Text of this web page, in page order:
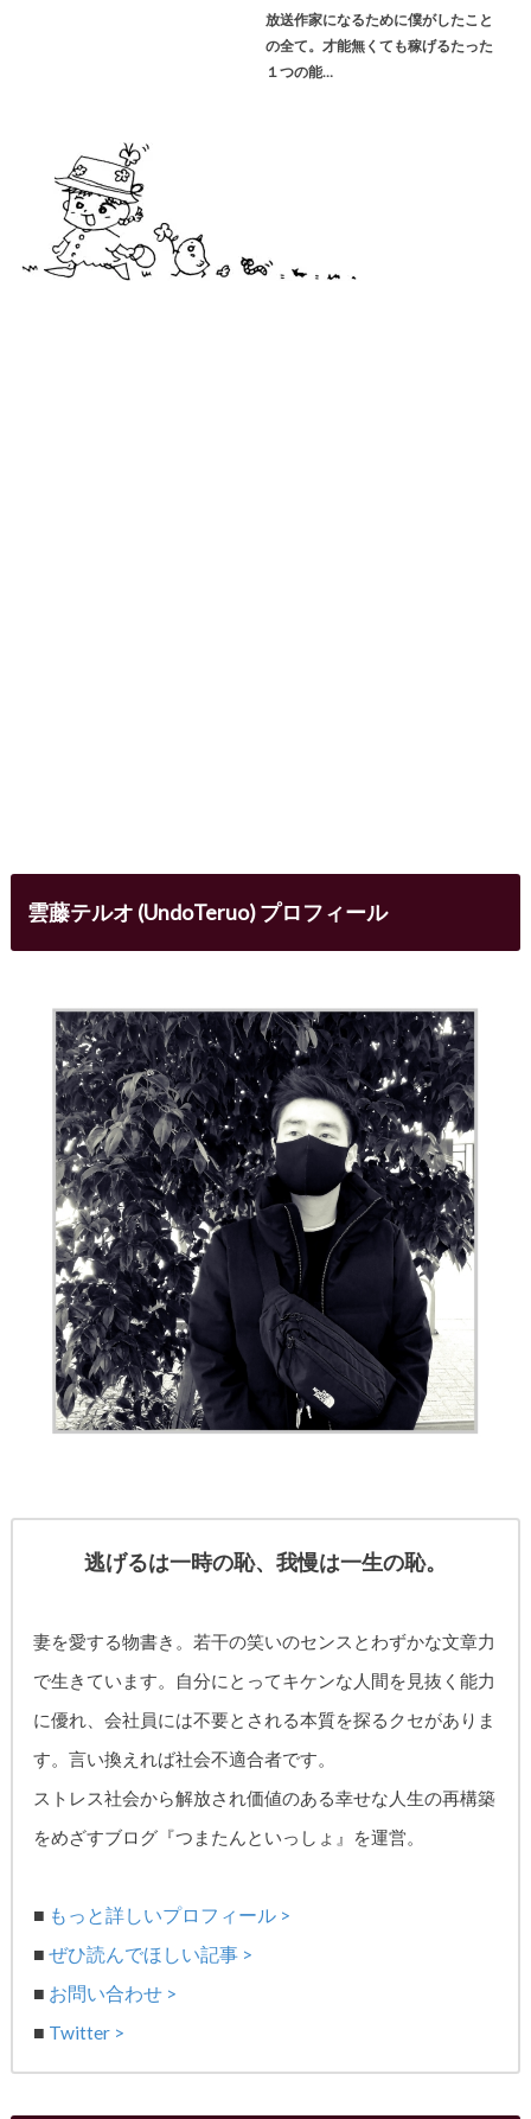
放送作家になるために僕がしたこと
の全て。才能無くても稼げるたった
１つの能…
雲藤テルオ (UndoTeruo) プロフィール
逃げるは一時の恥、我慢は一生の恥。
妻を愛する物書き。 若干の笑いのセンスとわずかな文章力
で生きています。自分にとってキケンな人間を見抜く能力
に優れ、会社員には不要とされる本質を探るクセがありま
す。言い換えれば社会不適合者です。
ストレス社会から解放され価値のある幸せな人生の再構築
をめざすブログ『つまたんといっしょ』を運営。
■ もっと詳しいプロフィール >
■ぜひ読んでほしい記事 >
■ お問い合わせ >
■ Twitter >